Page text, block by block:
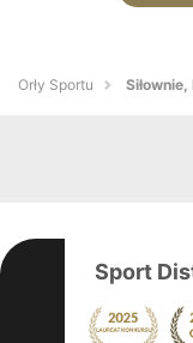
Orły Sportu
Sport